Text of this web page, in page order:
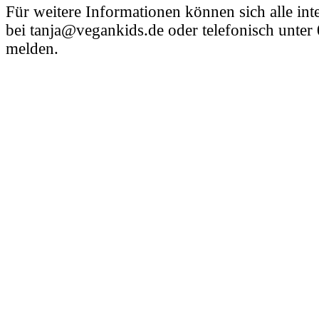
Für weitere Informationen können sich alle
bei tanja@vegankids.de oder telefonisch
melden.